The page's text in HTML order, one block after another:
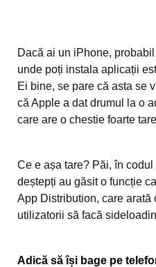
Dacă ai un iPhone,
unde poți instala aplicații
Ei bine, se pare că asta se
că Apple a dat drumul la o
care are o chestie foarte
Ce e așa tare? Păi, în
deștepți au găsit o funcție
App Distribution, care arată
utilizatorii să facă
Adică să își bage pe